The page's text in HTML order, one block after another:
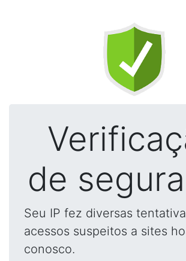
de
Seu IP fez diversas
acessos suspeitos a sites
conosco.